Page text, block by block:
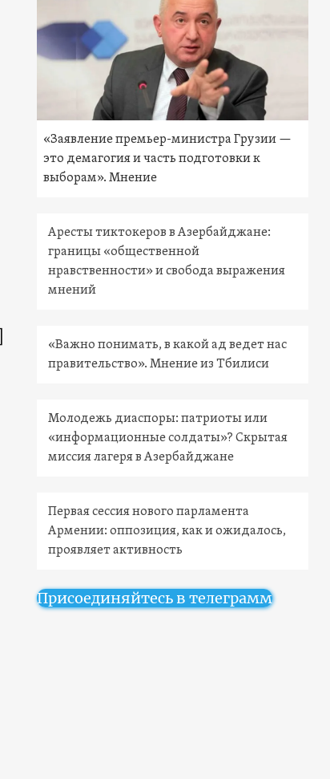
«Заявление премьер-министра Грузии —
это демагогия и часть подготовки к
выборам». Мнение
Аресты тиктокеров в Азербайджане:
границы «общественной
нравственности» и свобода выражения
мнений
«Важно понимать, в какой ад ведет нас
правительство». Мнение из Тбилиси
Молодежь диаспоры: патриоты или
«информационные солдаты»? Скрытая
миссия лагеря в Азербайджане
Первая сессия нового парламента
Армении: оппозиция, как и ожидалось,
проявляет активность
Присоединяйтесь в телеграмм